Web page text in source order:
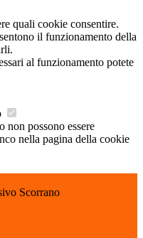
quali cookie consentire.
il funzionamento della
al funzionamento potete
non possono essere
nella pagina della cookie
Scorrano